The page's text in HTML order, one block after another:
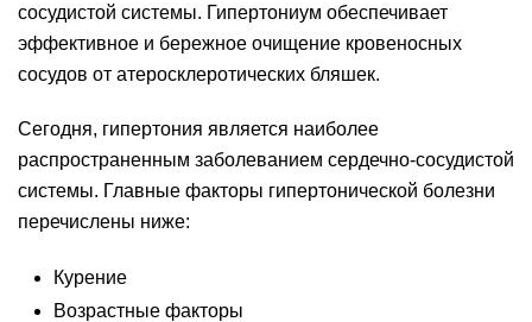
сосудистой системы. Гипертониум обеспечивает
эффективное и бережное очищение кровеносных
сосудов от атеросклеротических бляшек.
Сегодня, гипертония является наиболее
распространенным заболеванием сердечно-сосудистой
системы. Главные факторы гипертонической болезни
перечислены ниже:
Курение
Возрастные факторы